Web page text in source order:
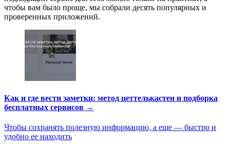
чтобы вам было проще, мы собрали десять популярных и
проверенных приложений.
Как и где вести заметки: метод цеттелькастен и подборка
бесплатных сервисов →
Чтобы сохранять полезную информацию, а еще — быстро и
удобно ее находить